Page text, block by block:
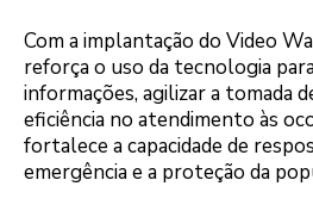
Com a implantação do Video
reforça o uso da tecnologia
informações, agilizar a tomada
eficiência no atendimento às
fortalece a capacidade de
emergência e a proteção da